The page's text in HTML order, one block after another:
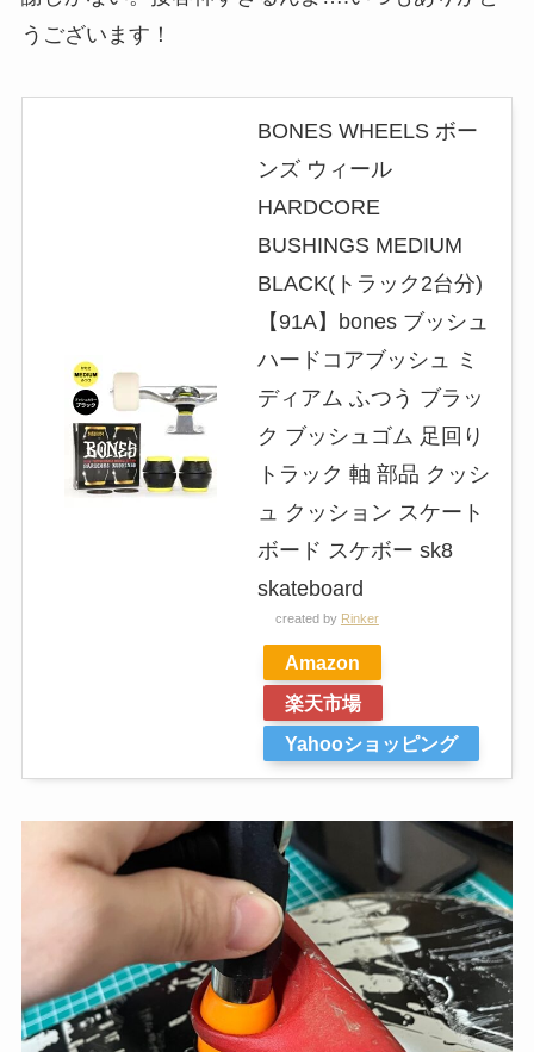
うございます！
BONES WHEELS ボー
ンズ ウィール
HARDCORE
BUSHINGS MEDIUM
BLACK(トラック2台分)
【91A】bones ブッシュ
ハードコアブッシュ ミ
ディアム ふつう ブラッ
ク ブッシュゴム 足回り
トラック 軸 部品 クッシ
ュ クッション スケート
ボード スケボー sk8
skateboard
created by Rinker
Amazon
楽天市場
Yahooショッピング